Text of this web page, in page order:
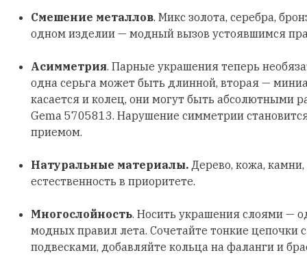
Смешение металлов. Микс золота, серебра,
одном изделии — модный вызов устоявшимся
Асимметрия. Парные украшения теперь
одна серьга может быть длинной, вторая —
касается и колец, они могут быть абсолютными
Gema 5705813. Нарушение симметрии
приемом.
Натуральные материалы. Дерево, кожа,
естественность в приоритете.
Многослойность. Носить украшения слоями —
модных правил лета. Сочетайте тонкие цепочки
подвесками, добавляйте кольца на фаланги и